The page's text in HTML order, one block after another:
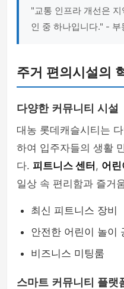
"교통 인프라 개선은
인 중 하나입니다." -
주거 편의시설의
다양한 커뮤니티 시설
대농 롯데캐슬시티는
하여 입주자들의 생활
다. 피트니스 센터 , 어린
일상 속 편리함과 즐거
최신 피트니스 장비
안전한 어린이 놀이
비즈니스 미팅룸
스마트 커뮤니티 플랫